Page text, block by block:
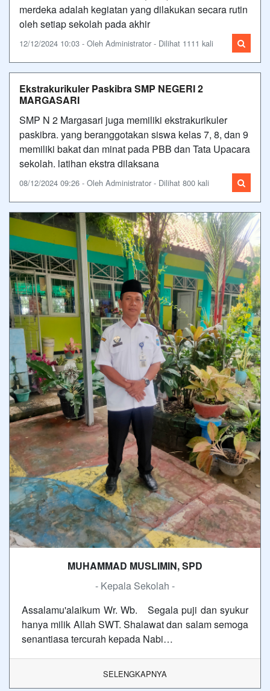
merdeka adalah kegiatan yang dilakukan secara rutin
oleh setiap sekolah pada akhir
12/12/2024 10:03 - Oleh Administrator - Dilihat 1111 kali
Ekstrakurikuler Paskibra SMP NEGERI 2
MARGASARI
SMP N 2 Margasari juga memiliki ekstrakurikuler
paskibra. yang beranggotakan siswa kelas 7, 8, dan 9
memiliki bakat dan minat pada PBB dan Tata Upacara
sekolah. latihan ekstra dilaksana
08/12/2024 09:26 - Oleh Administrator - Dilihat 800 kali
MUHAMMAD MUSLIMIN, SPD
- Kepala Sekolah -
Assalamu'alaikum Wr. Wb. Segala puji dan syukur
hanya milik Allah SWT. Shalawat dan salam semoga
senantiasa tercurah kepada Nabi…
SELENGKAPNYA